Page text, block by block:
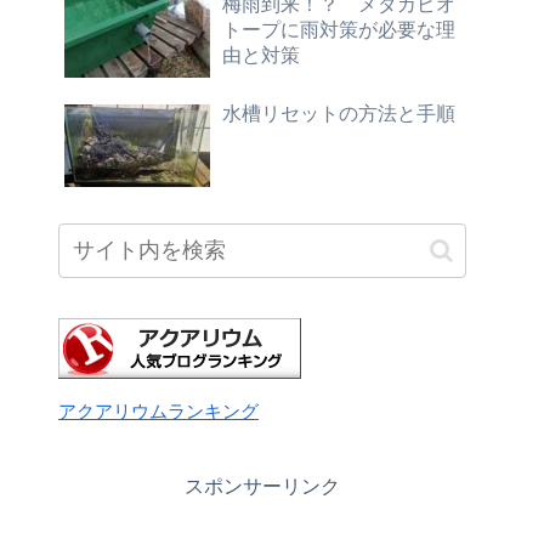
トープに雨対策が必要な理
由と対策
水槽リセットの方法と手順
アクアリウムランキング
スポンサーリンク